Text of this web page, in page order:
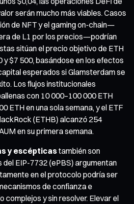
serán mucho más viables. Casos
de NFT y el gaming on-chain—
de L1 por los precios—podrían
sitúan el precio objetivo de ETH
$7 500, basándose en los efectos
esperados si Glamsterdam se
Los flujos institucionales
con 10 000–100 000 ETH
ETH en una sola semana, y el ETF
(ETHB) alcanzó 254
en su primera semana.
y escépticastambién son
EIP-7732 (ePBS) argumentan
en el protocolo podría ser
de confianza e
complejos y sin resolver. Elevar el